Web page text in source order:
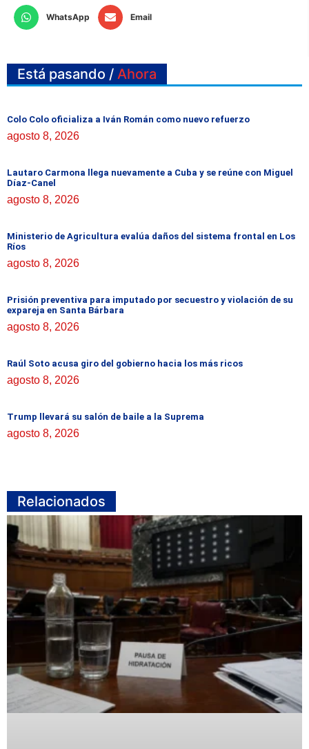
WhatsApp Email
Está pasando / Ahora
Colo Colo oficializa a Iván Román como nuevo refuerzo
agosto 8, 2026
Lautaro Carmona llega nuevamente a Cuba y se reúne con Miguel
Díaz-Canel
agosto 8, 2026
Ministerio de Agricultura evalúa daños del sistema frontal en Los
Ríos
agosto 8, 2026
Prisión preventiva para imputado por secuestro y violación de su
expareja en Santa Bárbara
agosto 8, 2026
Raúl Soto acusa giro del gobierno hacia los más ricos
agosto 8, 2026
Trump llevará su salón de baile a la Suprema
agosto 8, 2026
Relacionados